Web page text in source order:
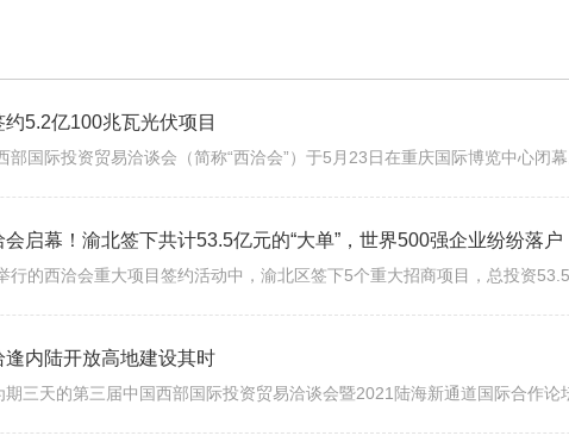
第二届西洽会
5.2亿100兆瓦光伏项目
启幕！渝北签下共计53.5亿元的“大单”，世界500强企业纷纷落户
逢内陆开放高地建设其时